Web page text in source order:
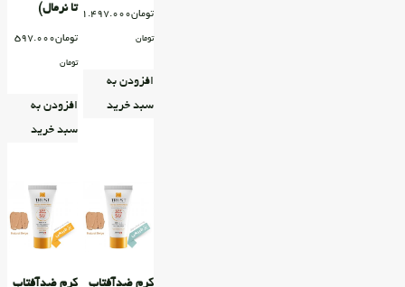
تومان1.497.000
تومان
افزودن به
سبد خرید
تا نرمال)
تومان597.000
تومان
افزودن به
سبد خرید
کرم ضدآفتاب
کرم ضدآفتاب